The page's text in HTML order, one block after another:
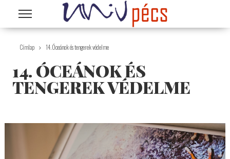
Ugrás a tartalomra
Címlap 14. Óceánok és tengerek védelme
14. ÓCEÁNOK ÉS
TENGEREK VÉDELME